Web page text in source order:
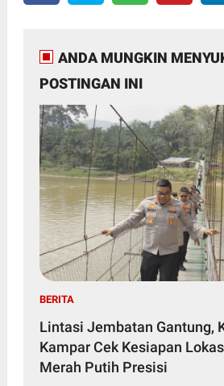
ANDA MUNGKIN
POSTINGAN INI
BERITA
Lintasi Jembatan Gantung,
Kampar Cek Kesiapan
Merah Putih Presisi